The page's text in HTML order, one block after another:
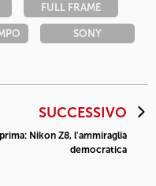
FULL FRAME
SONY
SUCCESSIVO
Nikon Z8, l'ammiraglia
democratica